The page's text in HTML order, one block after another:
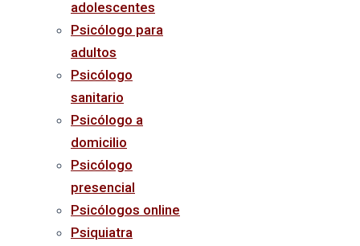
adolescentes
Psicólogo para
adultos
Psicólogo
sanitario
Psicólogo a
domicilio
Psicólogo
presencial
Psicólogos online
Psiquiatra